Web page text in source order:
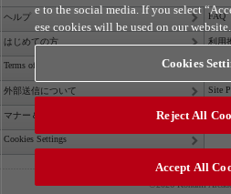
ヘルプ FAQ
はじめての方 利用
Terms of Service
外部送信について Site
マナー＆ルール
Cookies Settings
©2026 Konami
e to the social media. If you select
ese cookies will be used on our website.
Cookies
Reject All
Accept All